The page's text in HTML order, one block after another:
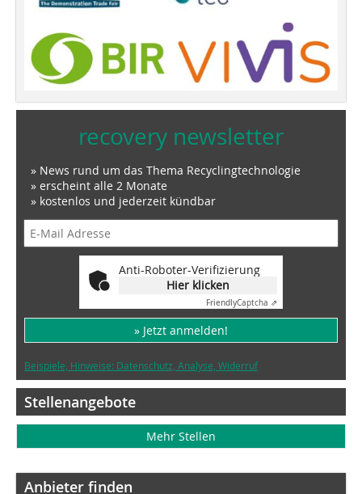
recovery newsletter
» News rund um das Thema Recyclingtechnologie
» erscheint alle 2 Monate
» kostenlos und jederzeit kündbar
Anti-Roboter-Verifizierung
Hier klicken
FriendlyCaptcha ⇗
» Jetzt anmelden!
Beispiele, Hinweise: Datenschutz, Analyse, Widerruf
Stellenangebote
Mehr Stellen
Anbieter finden